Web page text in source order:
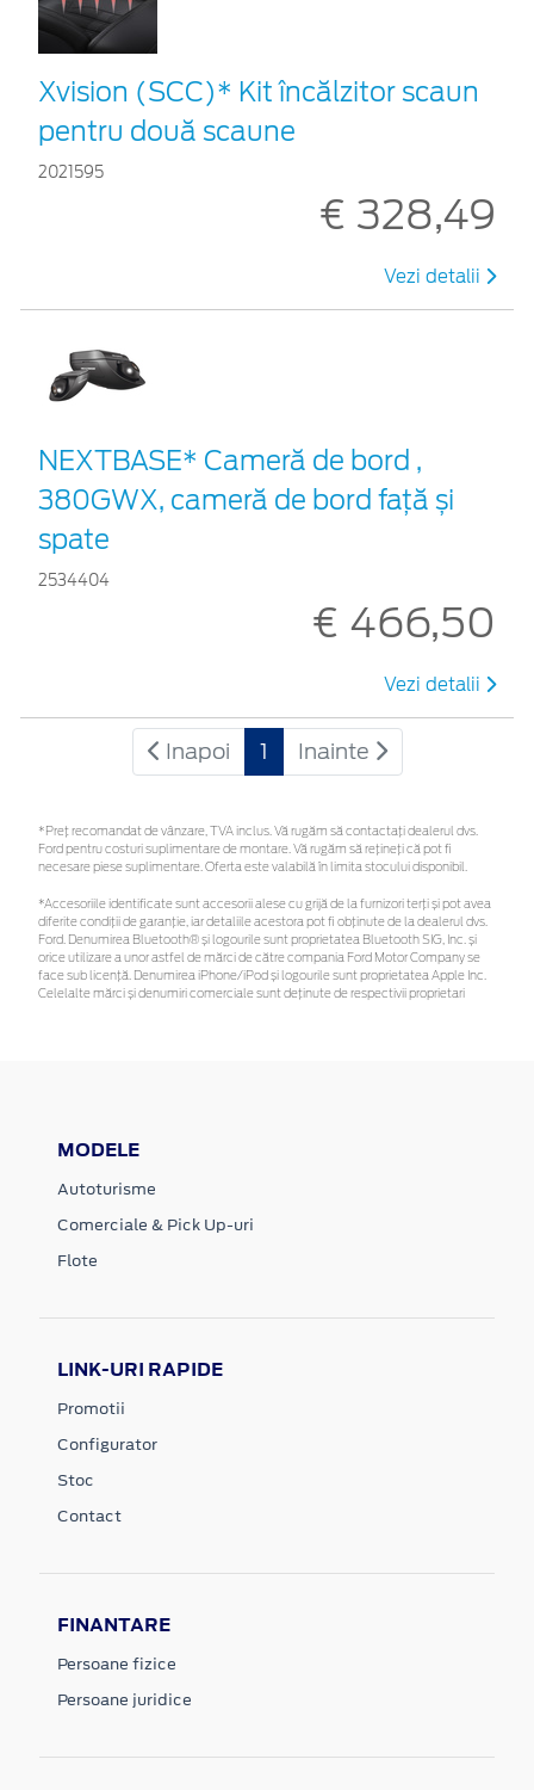
Xvision (SCC)* Kit încălzitor scaun
pentru două scaune
2021595
€ 328,49
Vezi detalii
NEXTBASE* Cameră de bord ,
380GWX, cameră de bord față și
spate
2534404
€ 466,50
Vezi detalii
Inapoi 1 Inainte
*Preţ recomandat de vânzare, TVA inclus. Vă rugăm să contactaţi dealerul dvs.
Ford pentru costuri suplimentare de montare. Vă rugăm să rețineți că pot fi
necesare piese suplimentare. Oferta este valabilă în limita stocului disponibil.
*Accesoriile identificate sunt accesorii alese cu grijă de la furnizori terți și pot avea
diferite condiții de garanție, iar detaliile acestora pot fi obținute de la dealerul dvs.
Ford. Denumirea Bluetooth® și logourile sunt proprietatea Bluetooth SIG, Inc. și
orice utilizare a unor astfel de mărci de către compania Ford Motor Company se
face sub licență. Denumirea iPhone/iPod și logourile sunt proprietatea Apple Inc.
Celelalte mărci și denumiri comerciale sunt deținute de respectivii proprietari
MODELE
Autoturisme
Comerciale & Pick Up-uri
Flote
LINK-URI RAPIDE
Promotii
Configurator
Stoc
Contact
FINANTARE
Persoane fizice
Persoane juridice